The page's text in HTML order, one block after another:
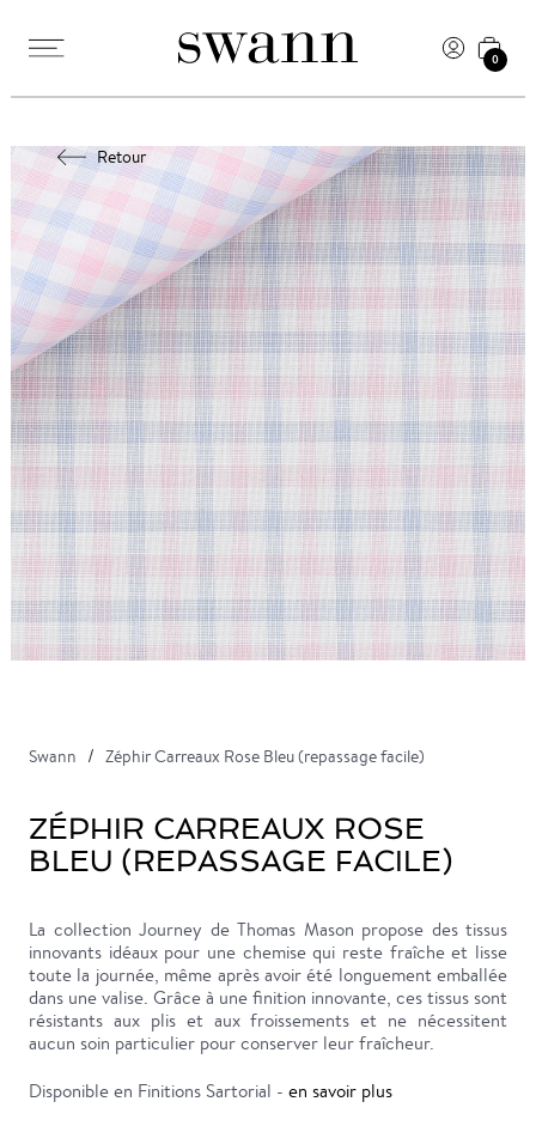
0
Retour
Swann Zéphir Carreaux Rose Bleu (repassage facile)
ZÉPHIR CARREAUX ROSE
BLEU (REPASSAGE FACILE)
La collection Journey de Thomas Mason propose des tissus
innovants idéaux pour une chemise qui reste fraîche et lisse
toute la journée, même après avoir été longuement emballée
dans une valise. Grâce à une finition innovante, ces tissus sont
résistants aux plis et aux froissements et ne nécessitent
aucun soin particulier pour conserver leur fraîcheur.
Disponible en Finitions Sartorial - en savoir plus